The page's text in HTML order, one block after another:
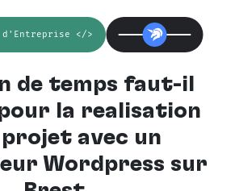
</>
de temps faut-il
la réalisation
projet avec un
Wordpress sur